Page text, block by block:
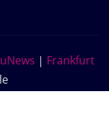
| Frankfurt